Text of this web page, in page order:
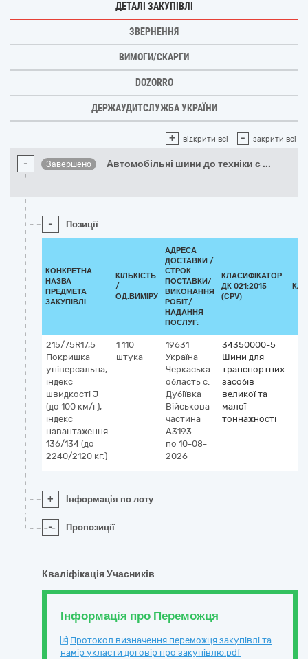
ДЕТАЛІ ЗАКУПІВЛІ
ЗВЕРНЕННЯ
ВИМОГИ/СКАРГИ
DOZORRO
ДЕРЖАУДИТСЛУЖБА УКРАЇНИ
+ відкрити всі - закрити всі
- Завершено Автомобільні шини до техніки с ...
- Позиції
КОНКРЕТНА
НАЗВА
ПРЕДМЕТА
ЗАКУПІВЛІ
КІЛЬКІСТЬ
/
ОД.ВИМІРУ
АДРЕСА
ДОСТАВКИ /
СТРОК
ПОСТАВКИ/
ВИКОНАННЯ
РОБІТ/
НАДАННЯ
ПОСЛУГ:
КЛАСИФІКАТОР
ДК 021:2015
(CPV)
215/75R17,5
Покришка
універсальна,
індекс
швидкості J
(до 100 км/г),
індекс
навантаження
136/134 (до
2240/2120 кг.)
1 110
штука
19631
Україна
Черкаська
область с.
Дубіївка
Військова
частина
А3193
по 10-08-
2026
34350000-5
Шини для
транспортних
засобів
великої та
малої
тоннажності
+ Інформація по лоту
- Пропозиції
Кваліфікація Учасників
Інформація про Переможця
Протокол визначення переможця закупівлі та
намір укласти договір про закупівлю.pdf